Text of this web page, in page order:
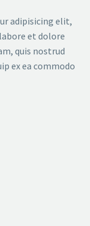
adipisicing elit,
et dolore
quis nostrud
ex ea commodo